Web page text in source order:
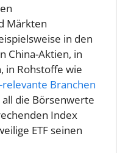
Märkten
in den
China-Aktien, in
in Rohstoffe wie
relevante Branchen
all die Börsenwerte
Index
ETF seinen